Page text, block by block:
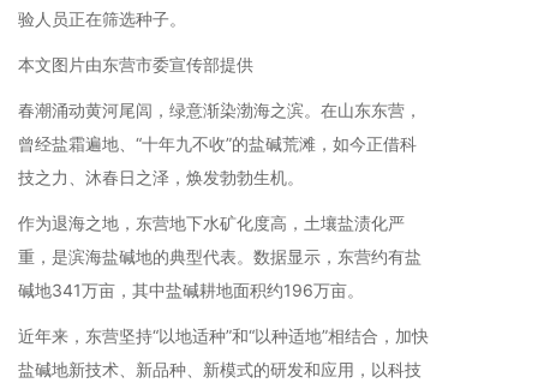
验人员正在筛选种子。
本文图片由东营市委宣传部提供
春潮涌动黄河尾闾，绿意渐染渤海之滨。在山东东营，
曾经盐霜遍地、“十年九不收”的盐碱荒滩，如今正借科
技之力、沐春日之泽，焕发勃勃生机。
作为退海之地，东营地下水矿化度高，土壤盐渍化严
重，是滨海盐碱地的典型代表。数据显示，东营约有盐
碱地341万亩，其中盐碱耕地面积约196万亩。
近年来，东营坚持“以地适种”和“以种适地”相结合，加快
盐碱地新技术、新品种、新模式的研发和应用，以科技